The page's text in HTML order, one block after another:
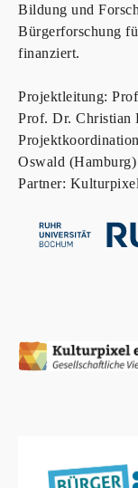
Bildung und
Bürgerforschung
finanziert.
Projektleitung:
Prof. Dr. Christian
Oswald (Hamburg)
Partner: